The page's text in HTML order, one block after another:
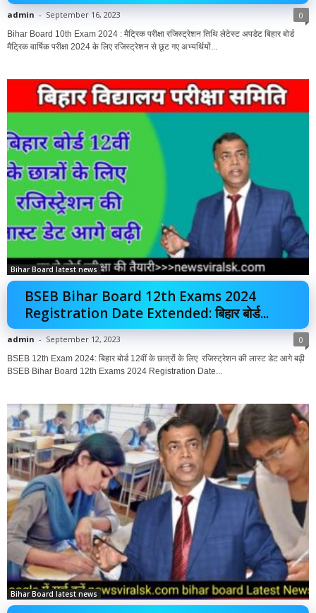
admin - September 16, 2023 0
Bihar Board 10th Exam 2024 : मैट्रिक परीक्षा रजिस्ट्रेशन तिथि लेटेस्ट अपडेट बिहार बोर्ड
मैट्रिक वार्षिक परीक्षा 2024 के लिए रजिस्ट्रेशन से छूट गए अभ्यर्थियों...
Bihar Board latest news
BSEB Bihar Board 12th Exams 2024
Registration Date Extended: बिहार बोर्ड...
admin - September 12, 2023 0
BSEB 12th Exam 2024: बिहार बोर्ड 12वीं के छात्रों के लिए रजिस्ट्रेशन की लास्ट डेट आगे बढ़ी
BSEB Bihar Board 12th Exams 2024 Registration Date...
Bihar Board latest news